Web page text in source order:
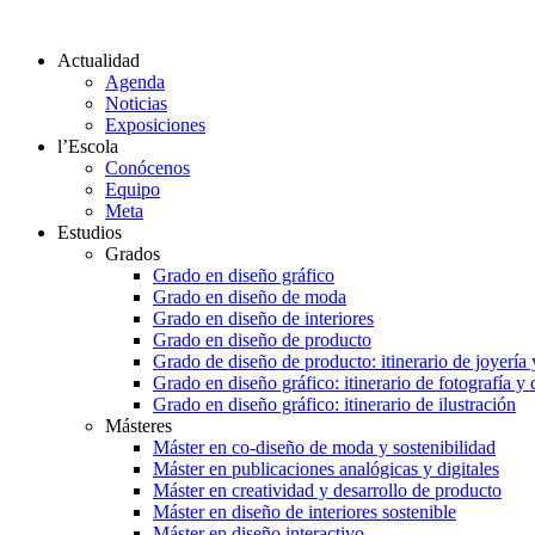
Actualidad
Agenda
Noticias
Exposiciones
l’Escola
Conócenos
Equipo
Meta
Estudios
Grados
Grado en diseño gráfico
Grado en diseño de moda
Grado en diseño de interiores
Grado en diseño de producto
Grado de diseño de producto: itinerario de joyería
Grado en diseño gráfico: itinerario de fotografía y
Grado en diseño gráfico: itinerario de ilustración
Másteres
Máster en co-diseño de moda y sostenibilidad
Máster en publicaciones analógicas y digitales
Máster en creatividad y desarrollo de producto
Máster en diseño de interiores sostenible